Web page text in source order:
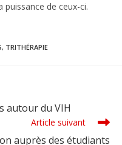
de ceux-ci.
, TRITHÉRAPIE
autour du VIH
Article suivant
auprès des étudiants